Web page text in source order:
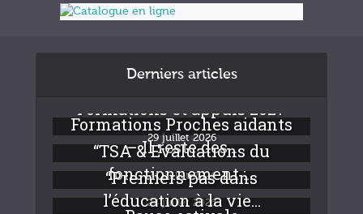
Derniers articles
Formations et appuis 2027
29 juillet 2026
Formations Proches aidants
– Il reste des...
24 juillet 2026
“TSA & Evaluations du
fonctionnement :...
24 juillet 2026
“Premiers pas dans
l’éducation à la vie...